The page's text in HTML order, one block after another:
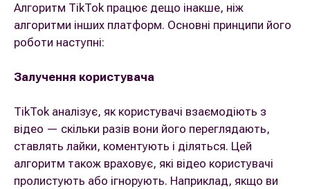
Алгоритм TikTok працює дещо інакше, ніж
алгоритми інших платформ. Основні принципи його
роботи наступні:
Залучення користувача
TikTok аналізує, як користувачі взаємодіють з
відео — скільки разів вони його переглядають,
ставлять лайки, коментують і діляться. Цей
алгоритм також враховує, які відео користувачі
пролистують або ігнорують. Наприклад, якщо ви